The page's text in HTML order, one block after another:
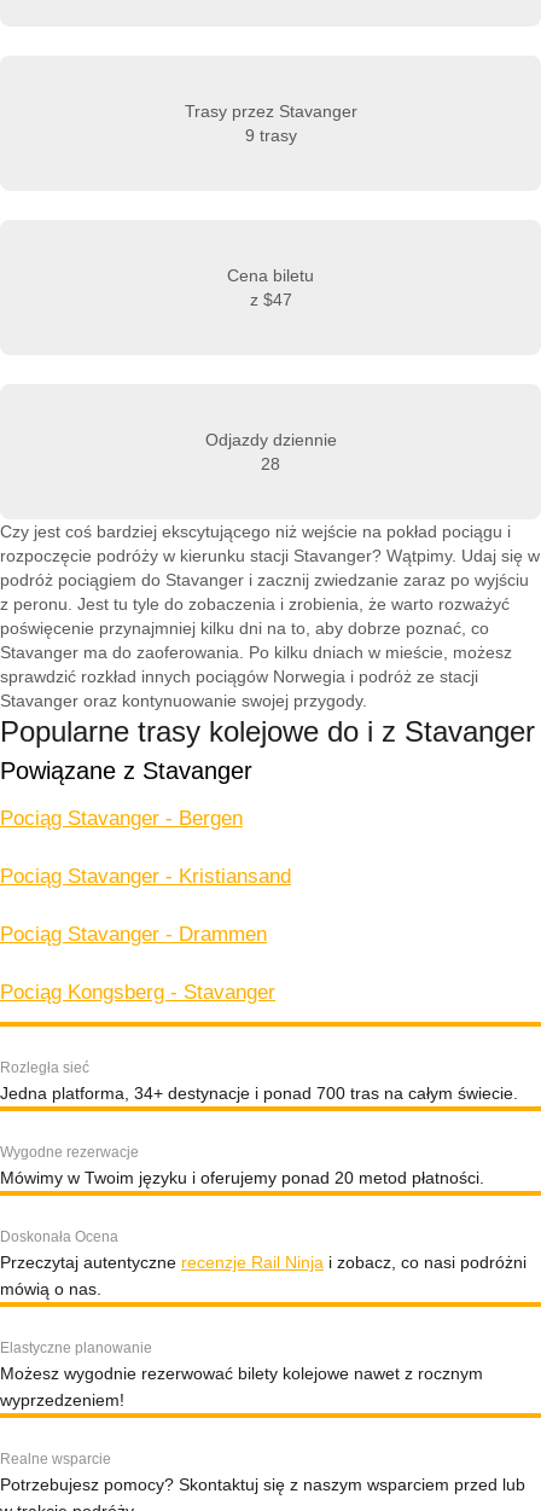
Trasy przez Stavanger
9 trasy
Cena biletu
z $47
Odjazdy dziennie
28
Czy jest coś bardziej ekscytującego niż wejście na pokład pociągu i
rozpoczęcie podróży w kierunku stacji Stavanger? Wątpimy. Udaj się w
podróż pociągiem do Stavanger i zacznij zwiedzanie zaraz po wyjściu
z peronu. Jest tu tyle do zobaczenia i zrobienia, że warto rozważyć
poświęcenie przynajmniej kilku dni na to, aby dobrze poznać, co
Stavanger ma do zaoferowania. Po kilku dniach w mieście, możesz
sprawdzić rozkład innych pociągów Norwegia i podróż ze stacji
Stavanger oraz kontynuowanie swojej przygody.
Popularne trasy kolejowe do i z Stavanger
Powiązane z Stavanger
Pociąg Stavanger - Bergen
Pociąg Stavanger - Kristiansand
Pociąg Stavanger - Drammen
Pociąg Kongsberg - Stavanger
Rozległa sieć
Jedna platforma, 34+ destynacje i ponad 700 tras na całym świecie.
Wygodne rezerwacje
Mówimy w Twoim języku i oferujemy ponad 20 metod płatności.
Doskonała Ocena
Przeczytaj autentyczne recenzje Rail Ninja i zobacz, co nasi podróżni
mówią o nas.
Elastyczne planowanie
Możesz wygodnie rezerwować bilety kolejowe nawet z rocznym
wyprzedzeniem!
Realne wsparcie
Potrzebujesz pomocy? Skontaktuj się z naszym wsparciem przed lub